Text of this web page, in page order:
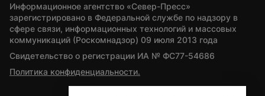
Информационное агентство «Север-Пресс»
зарегистрировано в Федеральной службе по надзору в
сфере связи, информационных технологий и массовых
коммуникаций (Роскомнадзор) 09 июля 2013 года
Свидетельство о регистрации ИА № ФС77-54686
Политика конфиденциальности.